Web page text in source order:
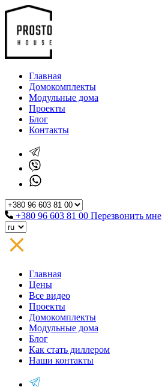
Главная
Домокомплекты
Модульные дома
Проекты
Блог
Контакты
+380 96 603 81 00 Перезвонить мне
Главная
Цены
Все видео
Проекты
Домокомплекты
Модульные дома
Блог
Как стать диллером
Наши контакты